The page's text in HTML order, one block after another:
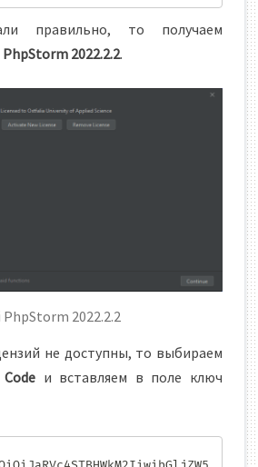
правильно, то получаем
PhpStorm 2022.2.2.
2022.2.2
не доступны, то выбираем
и вставляем в поле ключ